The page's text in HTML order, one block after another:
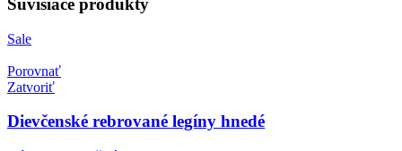
Súvisiace produkty
Sale
Porovnať
Zatvoriť
Dievčenské rebrované legíny hnedé